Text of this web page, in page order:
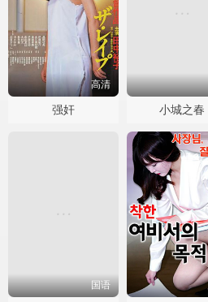
高清
强奸 小城之春
国语